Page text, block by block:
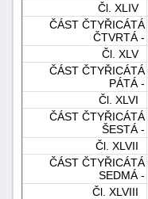
Čl. XLIV
ČÁST ČTYŘICÁTÁ
ČTVRTÁ -
Čl. XLV
ČÁST ČTYŘICÁTÁ
PÁTÁ -
Čl. XLVI
ČÁST ČTYŘICÁTÁ
ŠESTÁ -
Čl. XLVII
ČÁST ČTYŘICÁTÁ
SEDMÁ -
Čl. XLVIII